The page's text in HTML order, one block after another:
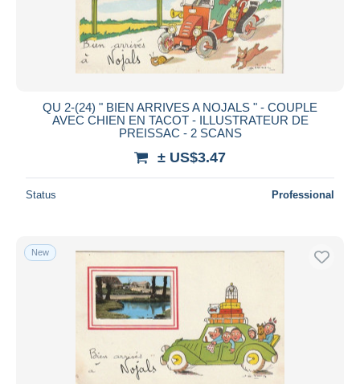
QU 2-(24) " BIEN ARRIVES A NOJALS " - COUPLE
AVEC CHIEN EN TACOT - ILLUSTRATEUR DE
PREISSAC - 2 SCANS
± US$3.47
Status Professional
New